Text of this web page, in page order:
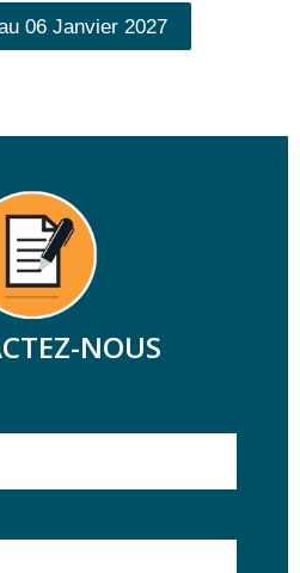
06 Janvier 2027
NOUS